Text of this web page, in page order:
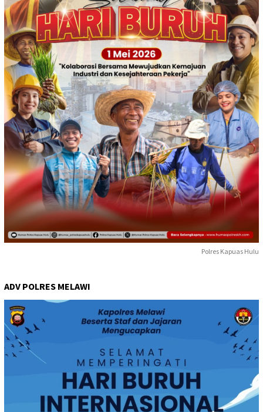
Polres Kapuas Hulu
ADV POLRES MELAWI